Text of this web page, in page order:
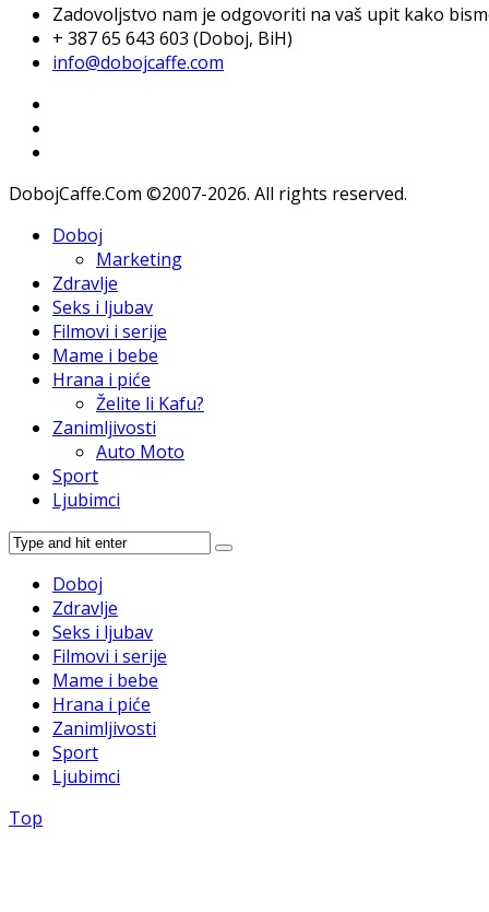
Zadovoljstvo nam je odgovoriti na vaš upit kako
+ 387 65 643 603 (Doboj, BiH)
info@dobojcaffe.com
DobojCaffe.Com ©2007-2026. All rights reserved.
Doboj
Marketing
Zdravlje
Seks i ljubav
Filmovi i serije
Mame i bebe
Hrana i piće
Želite li Kafu?
Zanimljivosti
Auto Moto
Sport
Ljubimci
Doboj
Zdravlje
Seks i ljubav
Filmovi i serije
Mame i bebe
Hrana i piće
Zanimljivosti
Sport
Ljubimci
Top